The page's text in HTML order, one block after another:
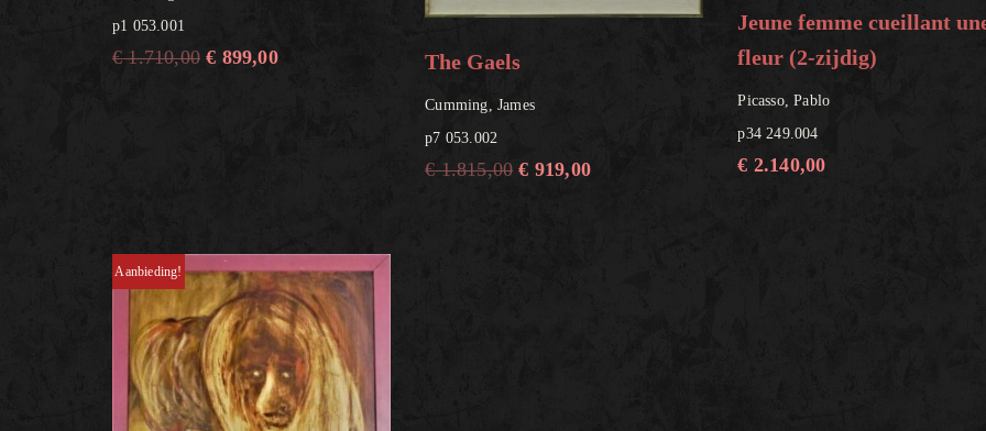
p1 053.001
€1.710,00 € 899,00 The Gaels
Cumming, James
p7 053.002
€1.815,00 € 919,00
Jeune femme cueillant
fleur (2-zijdig)
Picasso, Pablo
p34 249.004
€ 2.140,00
Aanbieding!